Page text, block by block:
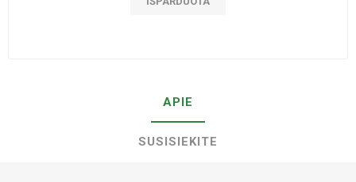
APIE
SUSISIEKITE